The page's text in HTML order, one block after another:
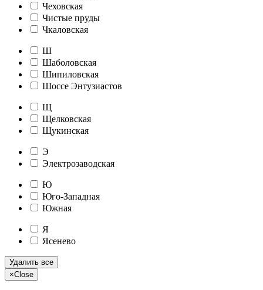
Чеховская
Чистые пруды
Чкаловская
Ш
Шаболовская
Шипиловская
Шоссе Энтузиастов
Щ
Щелковская
Щукинская
Э
Электрозаводская
Ю
Юго-Западная
Южная
Я
Ясенево
Удалить все
×Close